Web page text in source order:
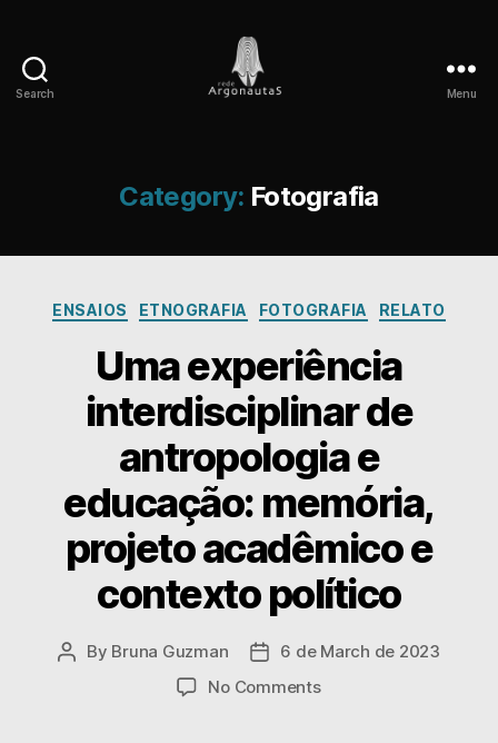
Search Menu
Category: Fotografia
Categories
ENSAIOS ETNOGRAFIA FOTOGRAFIA RELATO
Uma experiência
interdisciplinar de
antropologia e
educação: memória,
projeto acadêmico e
contexto político
Post
By Bruna Guzman
Post6 de March de 2023
No Commentson